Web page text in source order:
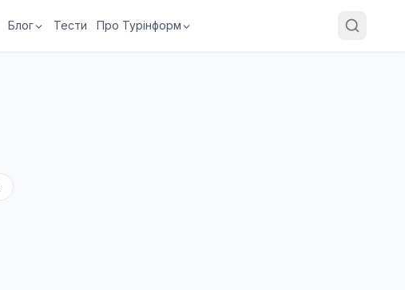
Блог Тести Про Турінформ